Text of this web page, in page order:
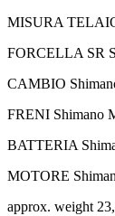
MISURA
FORCELLA SR
CAMBIO
FRENI Shimano
BATTERIA
MOTORE
approx. weight